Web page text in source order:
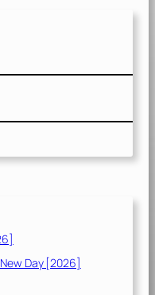
Day [2026]